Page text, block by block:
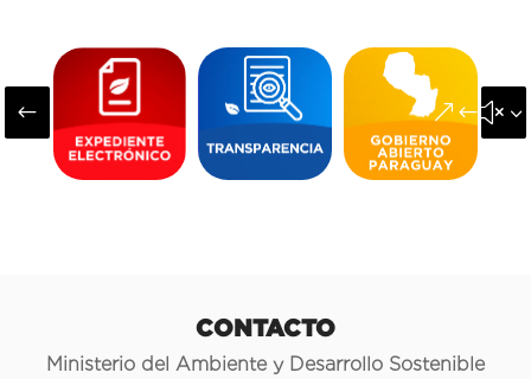
#
CONTACTO
Ministerio del Ambiente y Desarrollo Sostenible